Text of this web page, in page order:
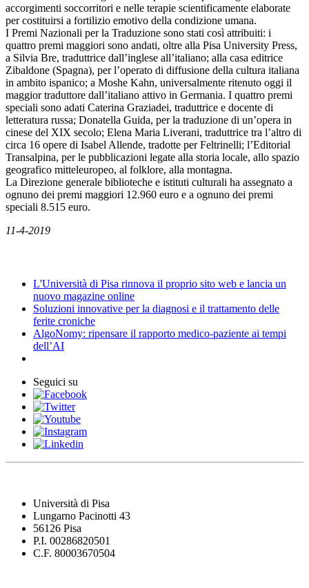
accorgimenti soccorritori e nelle terapie scientificamente elaborate
per costituirsi a fortilizio emotivo della condizione umana.
I Premi Nazionali per la Traduzione sono stati così attribuiti: i
quattro premi maggiori sono andati, oltre alla Pisa University Press,
a Silvia Bre, traduttrice dall’inglese all’italiano; alla casa editrice
Zibaldone (Spagna), per l’operato di diffusione della cultura italiana
in ambito ispanico; a Moshe Kahn, universalmente ritenuto oggi il
maggior traduttore dall’italiano attivo in Germania. I quattro premi
speciali sono adati Caterina Graziadei, traduttrice e docente di
letteratura russa; Donatella Guida, per la traduzione di un’opera in
cinese del XIX secolo; Elena Maria Liverani, traduttrice tra l’altro di
circa 16 opere di Isabel Allende, tradotte per Feltrinelli; l’Editorial
Transalpina, per le pubblicazioni legate alla storia locale, allo spazio
geografico mitteleuropeo, al folklore, alla montagna.
La Direzione generale biblioteche e istituti culturali ha assegnato a
ognuno dei premi maggiori 12.960 euro e a ognuno dei premi
speciali 8.515 euro.
11-4-2019
L'Università di Pisa rinnova il proprio sito web e lancia un
nuovo magazine online
Soluzioni innovative per la diagnosi e il trattamento delle
ferite croniche
AlgoNomy: ripensare il rapporto medico-paziente ai tempi
dell’AI
Seguici su
Università di Pisa
Lungarno Pacinotti 43
56126 Pisa
P.I. 00286820501
C.F. 80003670504